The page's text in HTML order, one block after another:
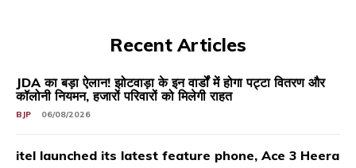
Recent Articles
JDA का बड़ा ऐलान! झोटवाड़ा के इन वार्डों में होगा पट्टा वितरण और
कॉलोनी नियमन, हजारों परिवारों को मिलेगी राहत
BJP 06/08/2026
itel launched its latest feature phone, Ace 3 Heera